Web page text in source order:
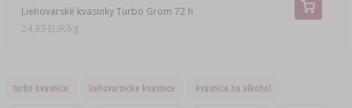
Liehovarské kvasinky Turbo Grom 72 h
24,33 EUR/kg
turbo kvasnice liehovarnícke kvasnice kvasnice na alkohol